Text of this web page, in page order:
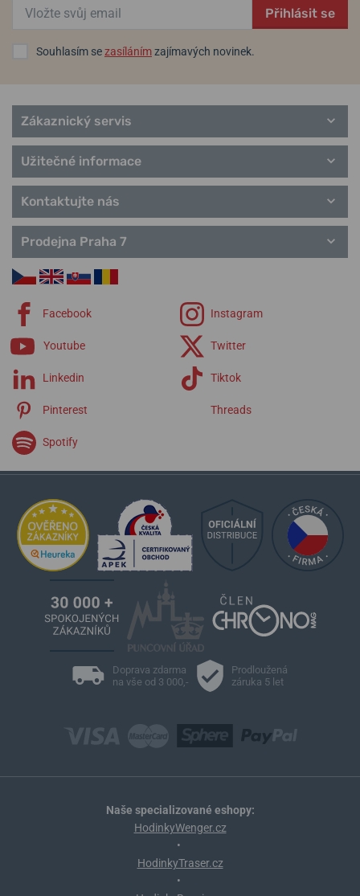
Přihlásit se
Souhlasím sezasílánímzajímavých novinek.
Zákaznický servis
Užitečné informace
Kontaktujte nás
Prodejna Praha 7
Facebook Instagram
Youtube Twitter
Linkedin Tiktok
Pinterest Threads
Spotify
Doprava zdarma
na vše od 3 000,-
Prodloužená
záruka 5 let
Naše specializované eshopy:
HodinkyWenger.cz
•
HodinkyTraser.cz
•